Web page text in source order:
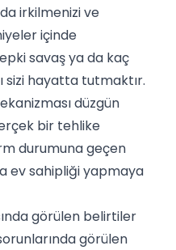
irkilmenizi ve
içinde
savaş ya da kaç
sizi hayatta tutmaktır.
düzgün
bir tehlike
durumuna geçen
ev sahipliği yapmaya
görülen belirtiler
görülen